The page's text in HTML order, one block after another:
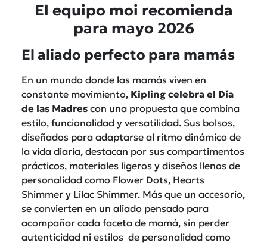
El equipo moi recomienda
para mayo 2026
El aliado perfecto para mamás
En un mundo donde las mamás viven en
constante movimiento, Kipling celebra el Día
de las Madres con una propuesta que combina
estilo, funcionalidad y versatilidad. Sus bolsos,
diseñados para adaptarse al ritmo dinámico de
la vida diaria, destacan por sus compartimentos
prácticos, materiales ligeros y diseños llenos de
personalidad como Flower Dots, Hearts
Shimmer y Lilac Shimmer. Más que un accesorio,
se convierten en un aliado pensado para
acompañar cada faceta de mamá, sin perder
autenticidad ni estilos de personalidad como